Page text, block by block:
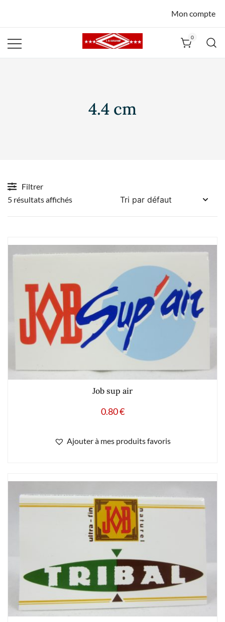
Mon compte
0
4.4 cm
Filtrer
5 résultats affichés
Job sup air
0.80€
Ajouter à mes produits favoris